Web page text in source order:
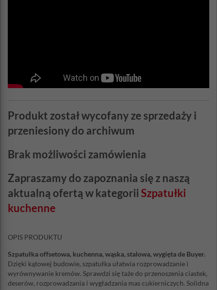
Produkt został wycofany ze sprzedaży i
przeniesiony do archiwum
Brak możliwości zamówienia
Zapraszamy do zapoznania się z naszą
aktualną ofertą w kategoriiSzpatułki
kuchenne
OPIS PRODUKTU
Szpatułka offsetowa, kuchenna, wąska, stalowa, wygięta de Buyer.
Dzięki kątowej budowie, szpatułka ułatwia rozprowadzanie i
wyrównywanie kremów. Sprawdzi się taże do przenoszenia ciastek,
deserów, rozprowadzania i wygładzania mas cukierniczych. Solidna